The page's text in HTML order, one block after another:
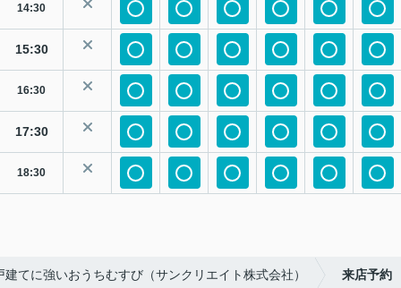
14:30
15:30
16:30
17:30
18:30
てに強いおうちむすび（サンクリエイト株式会社） 来店予約